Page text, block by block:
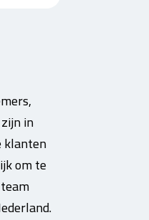
in
klanten
om te